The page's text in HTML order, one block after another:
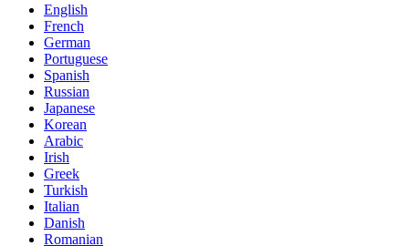
English
French
German
Portuguese
Spanish
Russian
Japanese
Korean
Arabic
Irish
Greek
Turkish
Italian
Danish
Romanian